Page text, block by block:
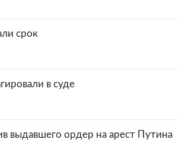
срок
в суде
выдавшего ордер на арест Путина